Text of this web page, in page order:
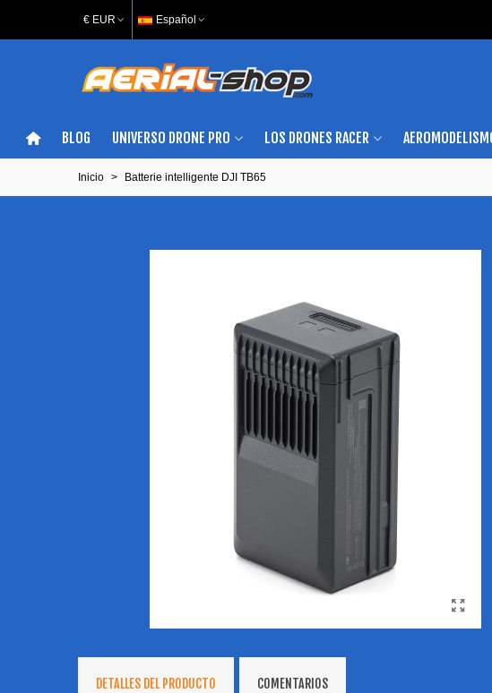
€ EUR Español
BLOG UNIVERSO DRONE PRO LOS DRONES RACER
Inicio > Batterie intelligente DJI TB65
DETALLES DEL PRODUCTO COMENTARIOS